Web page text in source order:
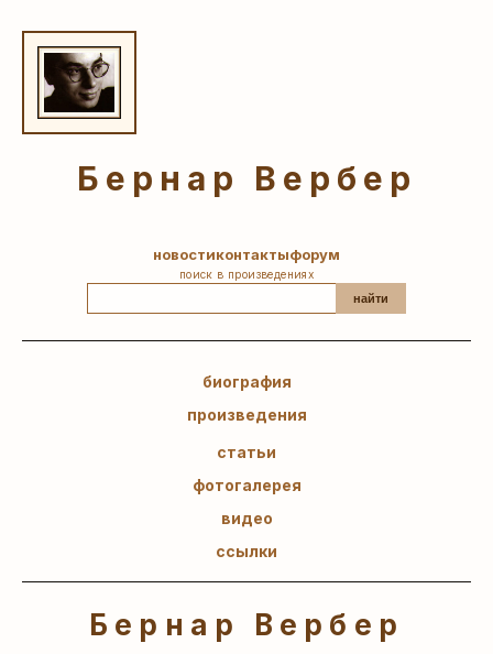
Бернар Вербер
новостиконтактыфорум
поиск в произведениях
найти
биография
произведения
статьи
фотогалерея
видео
ссылки
Бернар Вербер